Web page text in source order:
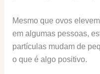
Mesmo que ovos
em algumas pessoas,
partículas mudam de
o que é algo positivo.